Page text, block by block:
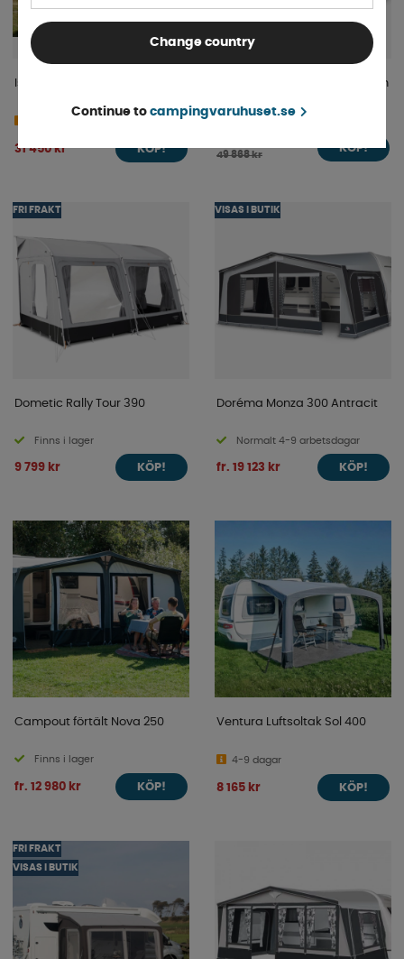
Isabella Universal 420 Dawn
31 450 kr KÖP!
Dorema Horizon Air All Season
49 868 kr
KÖP!
FRI FRAKT
Dometic Rally Tour 390
Finns i lager
9 799 kr KÖP!
VISAS I BUTIK
Doréma Monza 300 Antracit
Normalt 4-9 arbetsdagar
fr. 19 123 kr KÖP!
Campout förtält Nova 250
Finns i lager
fr. 12 980 kr KÖP!
Ventura Luftsoltak Sol 400
4-9 dagar
8 165 kr KÖP!
FRI FRAKT
VISAS I BUTIK
Change country
Continue to campingvaruhuset.se